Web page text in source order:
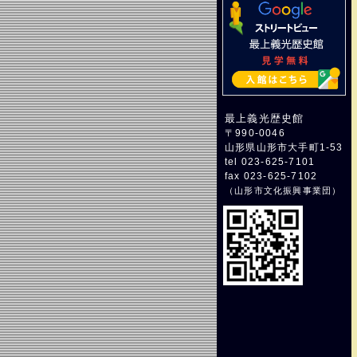
最上義光歴史館
〒990-0046
山形県山形市大手町1-53
tel 023-625-7101
fax 023-625-7102
（山形市文化振興事業団 ）